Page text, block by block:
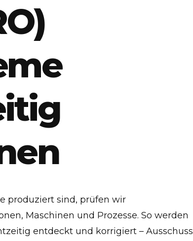
produziert sind, prüfen wir
Maschinen und Prozesse. So werden
entdeckt und korrigiert – Ausschuss